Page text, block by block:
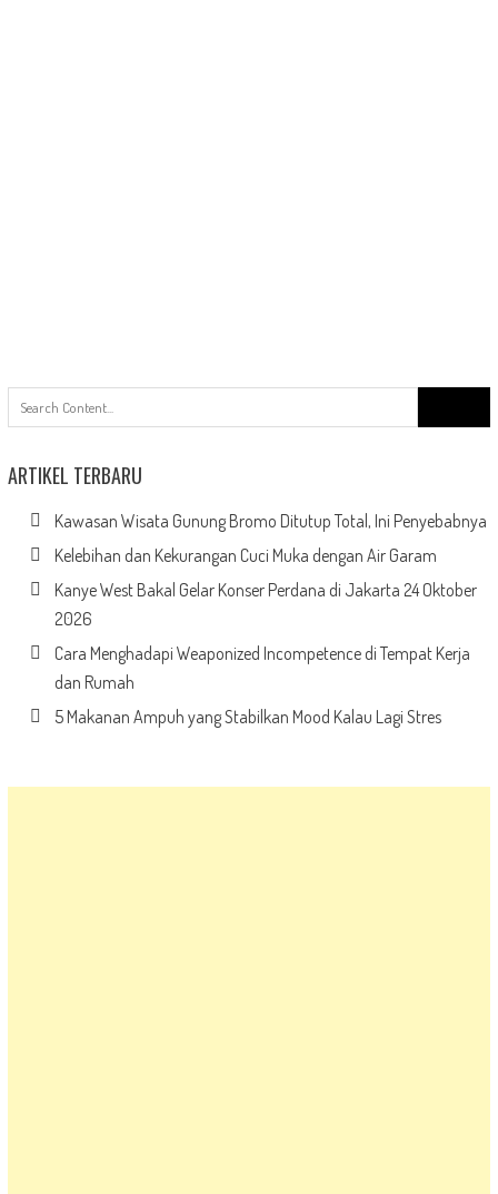
for:
ARTIKEL TERBARU
Kawasan Wisata Gunung Bromo Ditutup Total, Ini Penyebabnya
Kelebihan dan Kekurangan Cuci Muka dengan Air Garam
Kanye West Bakal Gelar Konser Perdana di Jakarta 24 Oktober
2026
Cara Menghadapi Weaponized Incompetence di Tempat Kerja
dan Rumah
5 Makanan Ampuh yang Stabilkan Mood Kalau Lagi Stres